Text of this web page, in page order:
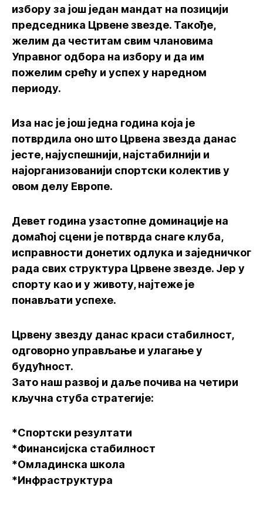
избору за још један мандат на позицији
председника Црвене звезде. Такође,
желим да честитам свим члановима
Управног одбора на избору и да им
пожелим срећу и успех у наредном
периоду.
Иза нас је још једна година која је
потврдила оно што Црвена звезда данас
јесте, најуспешнији, најстабилнији и
најорганизованији спортски колектив у
овом делу Европе.
Девет година узастопне доминације на
домаћој сцени је потврда снаге клуба,
исправности донетих одлука и заједничког
рада свих структура Црвене звезде. Јер у
спорту као и у животу, најтеже је
понављати успехе.
Црвену звезду данас краси стабилност,
одговорно управљање и улагање у
будућност.
Зато наш развој и даље почива на четири
кључна стуба стратегије:
*Спортски резултати
*Финансијска стабилност
*Омладинска школа
*Инфраструктура